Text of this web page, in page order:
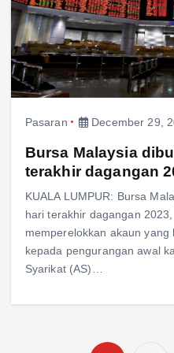
Pasaran December 29,
Bursa Malaysia
terakhir dagangan
KUALA LUMPUR: Bursa
hari terakhir dagangan
memperelokkan akaun
kepada pengurangan awal
Syarikat (AS)…